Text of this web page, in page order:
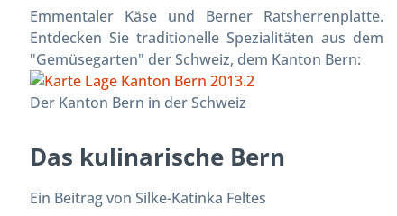
Emmentaler Käse und Berner Ratsherrenplatte.
Entdecken Sie traditionelle Spezialitäten aus dem
"Gemüsegarten" der Schweiz, dem Kanton Bern:
Der Kanton Bern in der Schweiz
Das kulinarische Bern
Ein Beitrag von Silke-Katinka Feltes